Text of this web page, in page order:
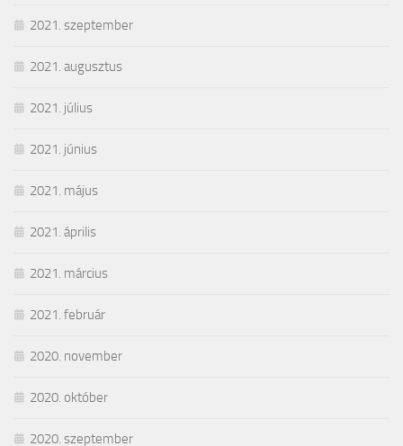
2021. szeptember
2021. augusztus
2021. július
2021. június
2021. május
2021. április
2021. március
2021. február
2020. november
2020. október
2020. szeptember